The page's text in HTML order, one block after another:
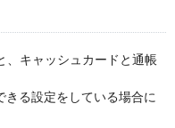
、キャッシュカードと通帳
る設定をしている場合に